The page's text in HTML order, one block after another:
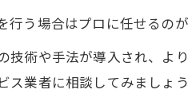
う場合はプロに任せるのが
術や手法が導入され、
業者に相談してみましょう